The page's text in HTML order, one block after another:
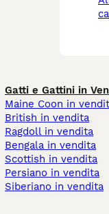
Gatti e Gattini in
Maine Coon in
British in vendita
Ragdoll in vendita
Bengala in vendita
Scottish in vendita
Persiano in vendita
Siberiano in vendita